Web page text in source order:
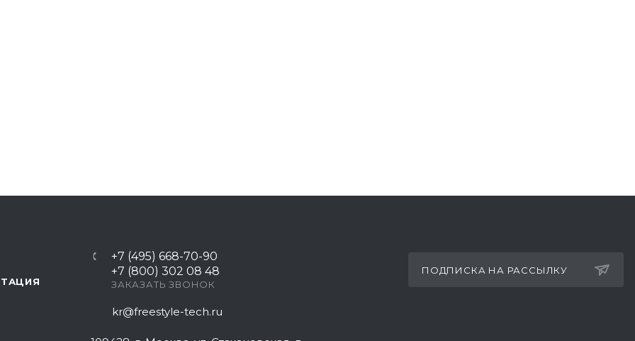
+7 (495) 668-70-90
+7 (800) 302 08 48
ЗАКАЗАТЬ ЗВОНОК
kr@freestyle-tech.ru
ПОДПИСКА НА РАССЫЛКУ